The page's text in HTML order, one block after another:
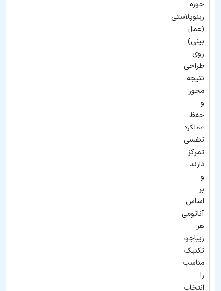
حوزه
رینوپلاستی
(عمل
بینی)
روی
طراحی
نتیجه‌
محور
و
حفظ
عملکرد
تنفسی
تمرکز
دارند
و
بر
اساس
آناتومی
هر
زیباجو،
تکنیک
مناسب
را
انتخاب